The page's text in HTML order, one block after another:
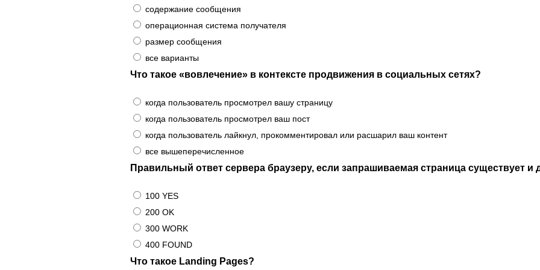
содержание сообщения
операционная система получателя
размер сообщения
все варианты
Что такое «вовлечение» в контексте продвижения в социальных сетях?
когда пользователь просмотрел вашу страницу
когда пользователь просмотрел ваш пост
когда пользователь лайкнул, прокомментировал или расшарил ваш контент
все вышеперечисленное
Правильный ответ сервера браузеру, если запрашиваемая страница существует и
100 YES
200 OK
300 WORK
400 FOUND
Что такое Landing Pages?